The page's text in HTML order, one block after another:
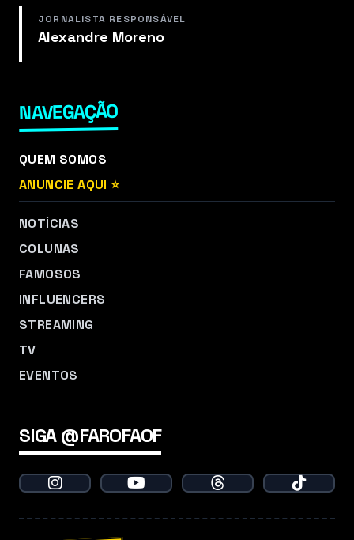
JORNALISTA RESPONSÁVEL
Alexandre Moreno
NAVEGAÇÃO
QUEM SOMOS
ANUNCIE AQUI ⭐
NOTÍCIAS
COLUNAS
FAMOSOS
INFLUENCERS
STREAMING
TV
EVENTOS
SIGA @FAROFAOF